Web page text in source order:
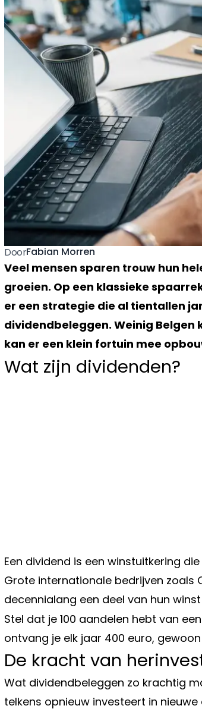
DoorFabian Morren
Veel mensen sparen trouw hun
groeien. Op een klassieke
er een strategie die al tientallen
dividendbeleggen. Weinig
kan er een klein fortuin mee
Wat zijn dividenden?
Een dividend is een winstuitkering
Grote internationale bedrijven zoals
decennialang een deel van hun
Stel dat je 100 aandelen hebt van
ontvang je elk jaar 400 euro,
De kracht van
Wat dividendbeleggen zo krachtig
telkens opnieuw investeert in